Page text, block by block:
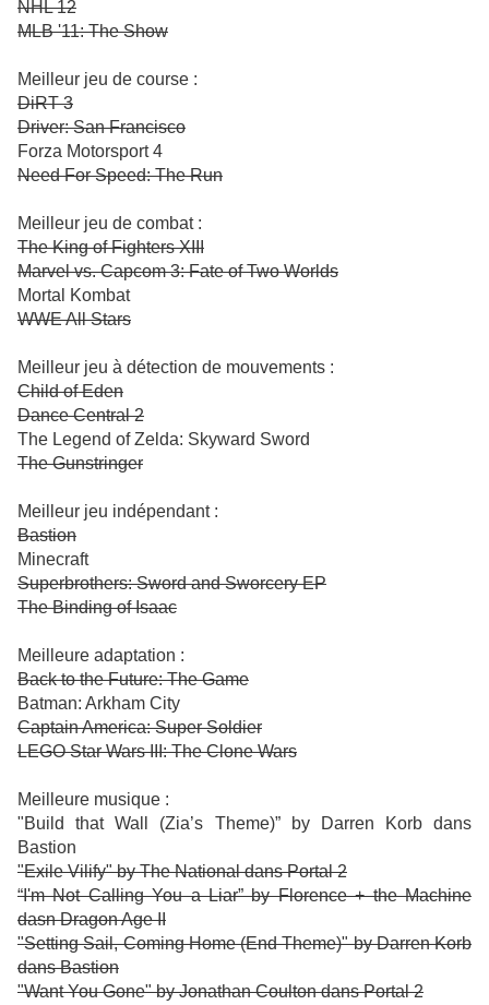
NHL 12
MLB '11: The Show
Meilleur jeu de course :
DiRT 3
Driver: San Francisco
Forza Motorsport 4
Need For Speed: The Run
Meilleur jeu de combat :
The King of Fighters XIII
Marvel vs. Capcom 3: Fate of Two Worlds
Mortal Kombat
WWE All Stars
Meilleur jeu à détection de mouvements :
Child of Eden
Dance Central 2
The Legend of Zelda: Skyward Sword
The Gunstringer
Meilleur jeu indépendant :
Bastion
Minecraft
Superbrothers: Sword and Sworcery EP
The Binding of Isaac
Meilleure adaptation :
Back to the Future: The Game
Batman: Arkham City
Captain America: Super Soldier
LEGO Star Wars III: The Clone Wars
Meilleure musique :
"Build that Wall (Zia’s Theme)” by Darren Korb dans
Bastion
"Exile Vilify" by The National dans Portal 2
“I'm Not Calling You a Liar” by Florence + the Machine
dasn Dragon Age II
"Setting Sail, Coming Home (End Theme)" by Darren Korb
dans Bastion
"Want You Gone" by Jonathan Coulton dans Portal 2